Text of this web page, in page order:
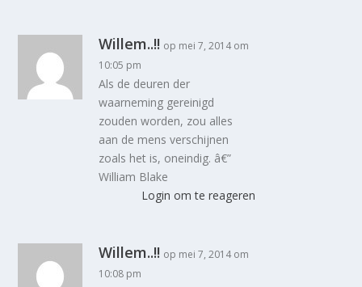
Willem..!! op mei 7, 2014 om
10:05 pm
Als de deuren der
waarneming gereinigd
zouden worden, zou alles
aan de mens verschijnen
zoals het is, oneindig. â€”
William Blake
Login om te reageren
Willem..!! op mei 7, 2014 om
10:08 pm